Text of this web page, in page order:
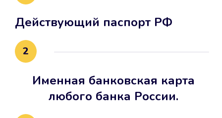
Действующий паспорт РФ
2
Именная банковская карта
любого банка России.